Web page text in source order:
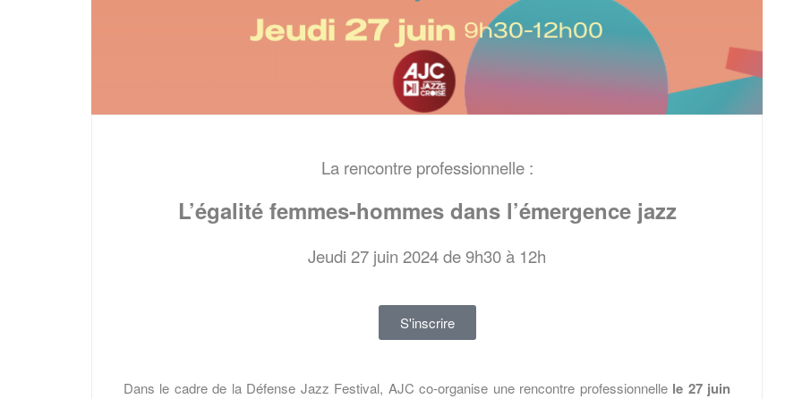
La rencontre professionnelle :
L’égalité femmes-hommes dans l’émergence jazz
Jeudi 27 juin 2024 de 9h30 à 12h
S'inscrire
Dans le cadre de la Défense Jazz Festival, AJC co-organise une rencontre professionnellele 27 juin